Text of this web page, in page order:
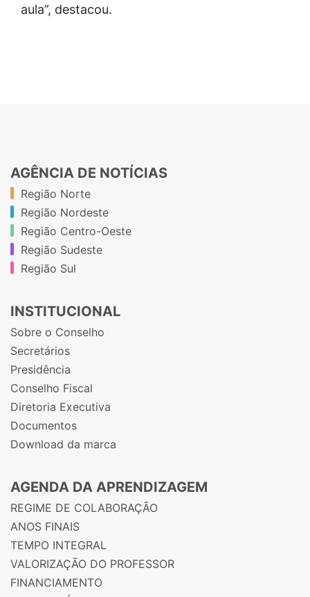
aula”, destacou.
AGÊNCIA DE NOTÍCIAS
Região Norte
Região Nordeste
Região Centro-Oeste
Região Sudeste
Região Sul
INSTITUCIONAL
Sobre o Conselho
Secretários
Presidência
Conselho Fiscal
Diretoria Executiva
Documentos
Download da marca
AGENDA DA APRENDIZAGEM
REGIME DE COLABORAÇÃO
ANOS FINAIS
TEMPO INTEGRAL
VALORIZAÇÃO DO PROFESSOR
FINANCIAMENTO